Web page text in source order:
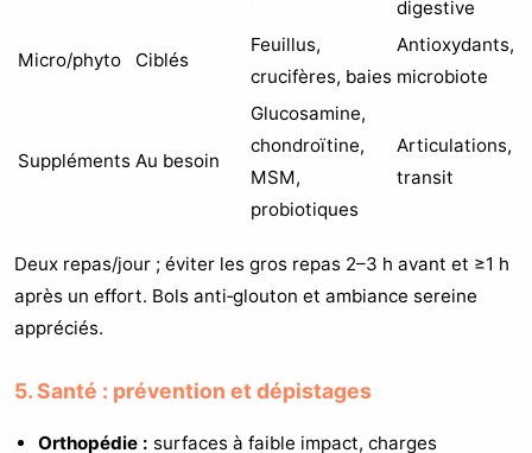
digestive
Micro/phyto Ciblés
Feuillus,
crucifères, baies
Antioxydants,
microbiote
Suppléments Au besoin
Glucosamine,
chondroïtine,
MSM,
probiotiques
Articulations,
transit
Deux repas/jour ; éviter les gros repas 2–3 h avant et ≥1 h
après un effort. Bols anti‑glouton et ambiance sereine
appréciés.
5. Santé : prévention et dépistages
Orthopédie : surfaces à faible impact, charges